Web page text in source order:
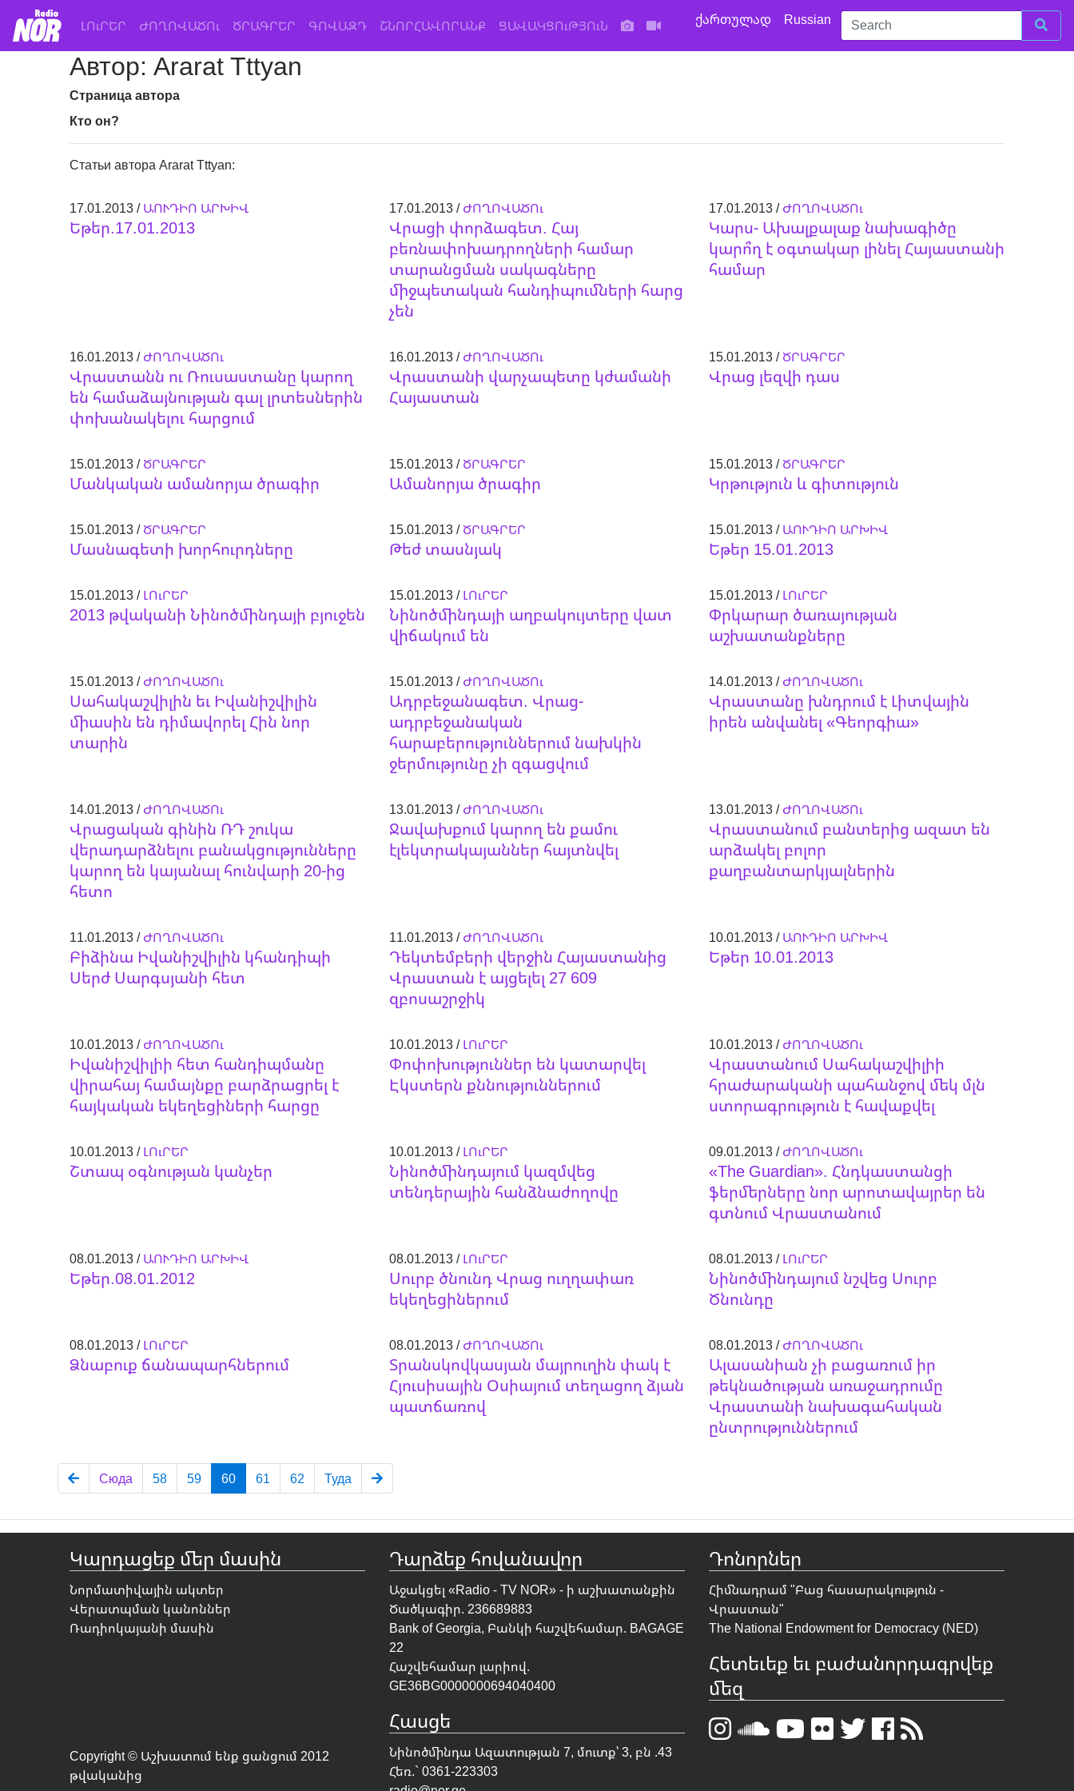
ԼՈւՐԵՐ (current)
ԺՈՂՈՎԱԾՈւ ԾՐԱԳՐԵՐ ԳՈՎԱԶԴ ՇՆՈՐՀԱՎՈՐԱՆՔ ՑԱՎԱԿՑՈւԹՅՈւՆ ქართულად Russian
Автор: Ararat Tttyan
Страница автора
Кто он?
Статьи автора Ararat Tttyan:
17.01.2013 /ԱՈՒԴԻՈ ԱՐԽԻՎ
Եթեր.17.01.2013
17.01.2013 /ԺՈՂՈՎԱԾՈւ
Վրացի փորձագետ. Հայ
բեռնափոխադրողների համար
տարանցման սակագները
միջպետական հանդիպումների հարց
չեն
17.01.2013 /ԺՈՂՈՎԱԾՈւ
Կարս- Ախալքալաք նախագիծը
կարո՞ղ է օգտակար լինել Հայաստանի
համար
16.01.2013 /ԺՈՂՈՎԱԾՈւ
Վրաստանն ու Ռուսաստանը կարող
են համաձայնության գալ լրտեսներին
փոխանակելու հարցում
16.01.2013 /ԺՈՂՈՎԱԾՈւ
Վրաստանի վարչապետը կժամանի
Հայաստան
15.01.2013 /ԾՐԱԳՐԵՐ
Վրաց լեզվի դաս
15.01.2013 /ԾՐԱԳՐԵՐ
Մանկական ամանորյա ծրագիր
15.01.2013 /ԾՐԱԳՐԵՐ
Ամանորյա ծրագիր
15.01.2013 /ԾՐԱԳՐԵՐ
Կրթություն և գիտություն
15.01.2013 /ԾՐԱԳՐԵՐ
Մասնագետի խորհուրդները
15.01.2013 /ԾՐԱԳՐԵՐ
Թեժ տասնյակ
15.01.2013 /ԱՈՒԴԻՈ ԱՐԽԻՎ
Եթեր 15.01.2013
15.01.2013 /ԼՈւՐԵՐ
2013 թվականի Նինոծմինդայի բյուջեն
15.01.2013 /ԼՈւՐԵՐ
Նինոծմինդայի աղբակույտերը վատ
վիճակում են
15.01.2013 /ԼՈւՐԵՐ
Փրկարար ծառայության
աշխատանքները
15.01.2013 /ԺՈՂՈՎԱԾՈւ
Սահակաշվիլին եւ Իվանիշվիլին
միասին են դիմավորել Հին նոր
տարին
15.01.2013 /ԺՈՂՈՎԱԾՈւ
Ադրբեջանագետ. Վրաց-
ադրբեջանական
հարաբերություններում նախկին
ջերմությունը չի զգացվում
14.01.2013 /ԺՈՂՈՎԱԾՈւ
Վրաստանը խնդրում է Լիտվային
իրեն անվանել «Գեորգիա»
14.01.2013 /ԺՈՂՈՎԱԾՈւ
Վրացական գինին ՌԴ շուկա
վերադարձնելու բանակցությունները
կարող են կայանալ հունվարի 20-ից
հետո
13.01.2013 /ԺՈՂՈՎԱԾՈւ
Ջավախքում կարող են քամու
էլեկտրակայաններ հայտնվել
13.01.2013 /ԺՈՂՈՎԱԾՈւ
Վրաստանում բանտերից ազատ են
արձակել բոլոր
քաղբանտարկյալներին
11.01.2013 /ԺՈՂՈՎԱԾՈւ
Բիձինա Իվանիշվիլին կհանդիպի
Սերժ Սարգսյանի հետ
11.01.2013 /ԺՈՂՈՎԱԾՈւ
Դեկտեմբերի վերջին Հայաստանից
Վրաստան է այցելել 27 609
զբոսաշրջիկ
10.01.2013 /ԱՈՒԴԻՈ ԱՐԽԻՎ
Եթեր 10.01.2013
10.01.2013 /ԺՈՂՈՎԱԾՈւ
Իվանիշվիլիի հետ հանդիպմանը
վիրահայ համայնքը բարձրացրել է
հայկական եկեղեցիների հարցը
10.01.2013 /ԼՈւՐԵՐ
Փոփոխություններ են կատարվել
Էկստերն քննություններում
10.01.2013 /ԺՈՂՈՎԱԾՈւ
Վրաստանում Սահակաշվիլիի
հրաժարականի պահանջով մեկ մլն
ստորագրություն է հավաքվել
10.01.2013 /ԼՈւՐԵՐ
Շտապ օգնության կանչեր
10.01.2013 /ԼՈւՐԵՐ
Նինոծմինդայում կազմվեց
տենդերային հանձնաժողովը
09.01.2013 /ԺՈՂՈՎԱԾՈւ
«The Guardian». Հնդկաստանցի
ֆերմերները նոր արոտավայրեր են
գտնում Վրաստանում
08.01.2013 /ԱՈՒԴԻՈ ԱՐԽԻՎ
Եթեր.08.01.2012
08.01.2013 /ԼՈւՐԵՐ
Սուրբ ծնունդ Վրաց ուղղափառ
եկեղեցիներում
08.01.2013 /ԼՈւՐԵՐ
Նինոծմինդայում նշվեց Սուրբ
Ծնունդը
08.01.2013 /ԼՈւՐԵՐ
Ձնաբուք ճանապարհներում
08.01.2013 /ԺՈՂՈՎԱԾՈւ
Տրանսկովկասյան մայրուղին փակ է
Հյուսիսային Օսիայում տեղացող ձյան
պատճառով
08.01.2013 /ԺՈՂՈՎԱԾՈւ
Ալասանիան չի բացառում իր
թեկնածության առաջադրումը
Վրաստանի նախագահական
ընտրություններում
Сюда 58 59 60 61 62 Туда
Կարդացեք մեր մասին
Նորմատիվային ակտեր
Վերատպման կանոններ
Ռադիոկայանի մասին
Copyright © Աշխատում ենք ցանցում 2012
թվականից
Դարձեք հովանավոր
Աջակցել «Radio - TV NOR» - ի աշխատանքին
Ծածկագիր. 236689883
Bank of Georgia, Բանկի հաշվեհամար. BAGAGE
22
Հաշվեհամար լարիով.
GE36BG0000000694040400
Հասցե
Նինոծմինդա Ազատության 7, մուտք՝ 3, բն .43
Հեռ.` 0361-223303
Դոնորներ
Հիմնադրամ "Բաց հասարակություն -
Վրաստան"
The National Endowment for Democracy (NED)
Հետեւեք եւ բաժանորդագրվեք
մեզ